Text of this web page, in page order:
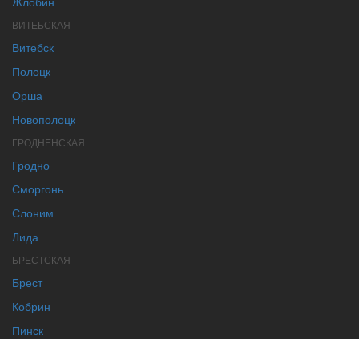
ВИТЕБСКАЯ
Витебск
Полоцк
Орша
Новополоцк
ГРОДНЕНСКАЯ
Гродно
Сморгонь
Слоним
Лида
БРЕСТСКАЯ
Брест
Кобрин
Пинск